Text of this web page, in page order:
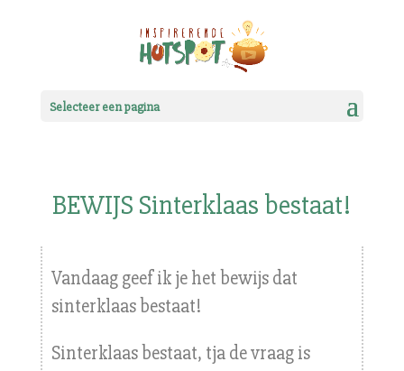
Selecteer een pagina
BEWIJS Sinterklaas bestaat!
Vandaag geef ik je het bewijs dat
sinterklaas bestaat!
Sinterklaas bestaat, tja de vraag is